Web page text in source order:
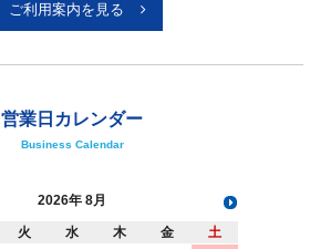
ご利用案内を見る
営業日カレンダー
Business Calendar
2026 8月
火 水 木 金 土